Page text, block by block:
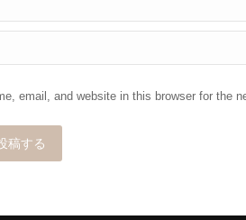
email, and website in this browser for the
稿する